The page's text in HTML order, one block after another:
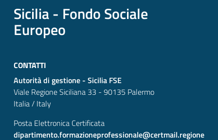
Sicilia - Fondo Sociale
Europeo
CONTATTI
Autorità di gestione - Sicilia FSE
Viale Regione Siciliana 33 - 90135 Palermo
Italia / Italy
Posta Elettronica Certificata
dipartimento.formazioneprofessionale@certmail.regione